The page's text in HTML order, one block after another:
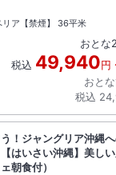
ア【禁煙】
36平米
おとな2
税込 49,940円
おと
税込
！ジャングリア沖縄
はいさい沖縄】美し
朝食付）